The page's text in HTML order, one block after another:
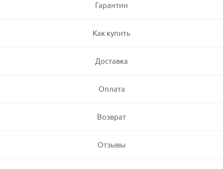
Гарантии
Как купить
Доставка
Оплата
Возврат
Отзывы